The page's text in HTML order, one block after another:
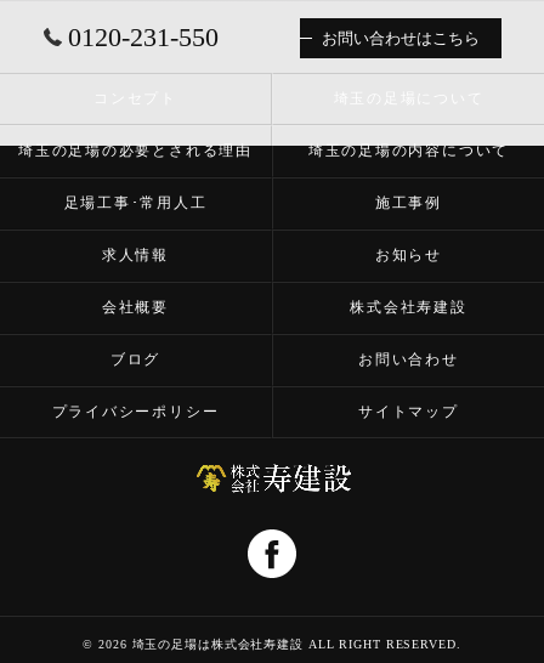
0120-231-550 お問い合わせはこちら
埼玉の足場の必要とされる理由 埼玉の足場の内容について
足場工事･常用人工 施工事例
求人情報 お知らせ
会社概要 株式会社寿建設
ブログ お問い合わせ
プライバシーポリシー サイトマップ
© 2026 埼玉の足場は株式会社寿建設 ALL RIGHT RESERVED.